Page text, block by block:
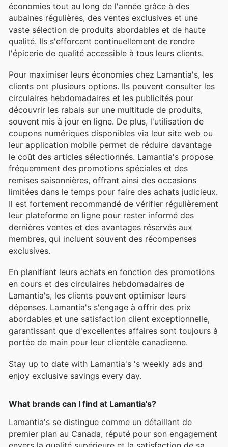
économies tout au long de l'année grâce à des
aubaines régulières, des ventes exclusives et une
vaste sélection de produits abordables et de haute
qualité. Ils s'efforcent continuellement de rendre
l'épicerie de qualité accessible à tous leurs clients.
Pour maximiser leurs économies chez Lamantia's, les
clients ont plusieurs options. Ils peuvent consulter les
circulaires hebdomadaires et les publicités pour
découvrir les rabais sur une multitude de produits,
souvent mis à jour en ligne. De plus, l'utilisation de
coupons numériques disponibles via leur site web ou
leur application mobile permet de réduire davantage
le coût des articles sélectionnés. Lamantia's propose
fréquemment des promotions spéciales et des
remises saisonnières, offrant ainsi des occasions
limitées dans le temps pour faire des achats judicieux.
Il est fortement recommandé de vérifier régulièrement
leur plateforme en ligne pour rester informé des
dernières ventes et des avantages réservés aux
membres, qui incluent souvent des récompenses
exclusives.
En planifiant leurs achats en fonction des promotions
en cours et des circulaires hebdomadaires de
Lamantia's, les clients peuvent optimiser leurs
dépenses. Lamantia's s'engage à offrir des prix
abordables et une satisfaction client exceptionnelle,
garantissant que d'excellentes affaires sont toujours à
portée de main pour leur clientèle canadienne.
Stay up to date with Lamantia's 's weekly ads and
enjoy exclusive savings every day.
What brands can I find at Lamantia's?
Lamantia's se distingue comme un détaillant de
premier plan au Canada, réputé pour son engagement